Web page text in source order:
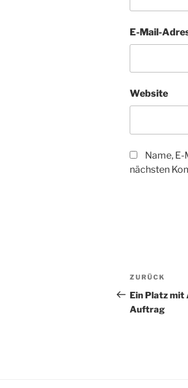
E-Mail-
Website
Name,
nächsten
Vorheriger
Beitrag
ZURÜCK
Ein Platz mit
Auftrag